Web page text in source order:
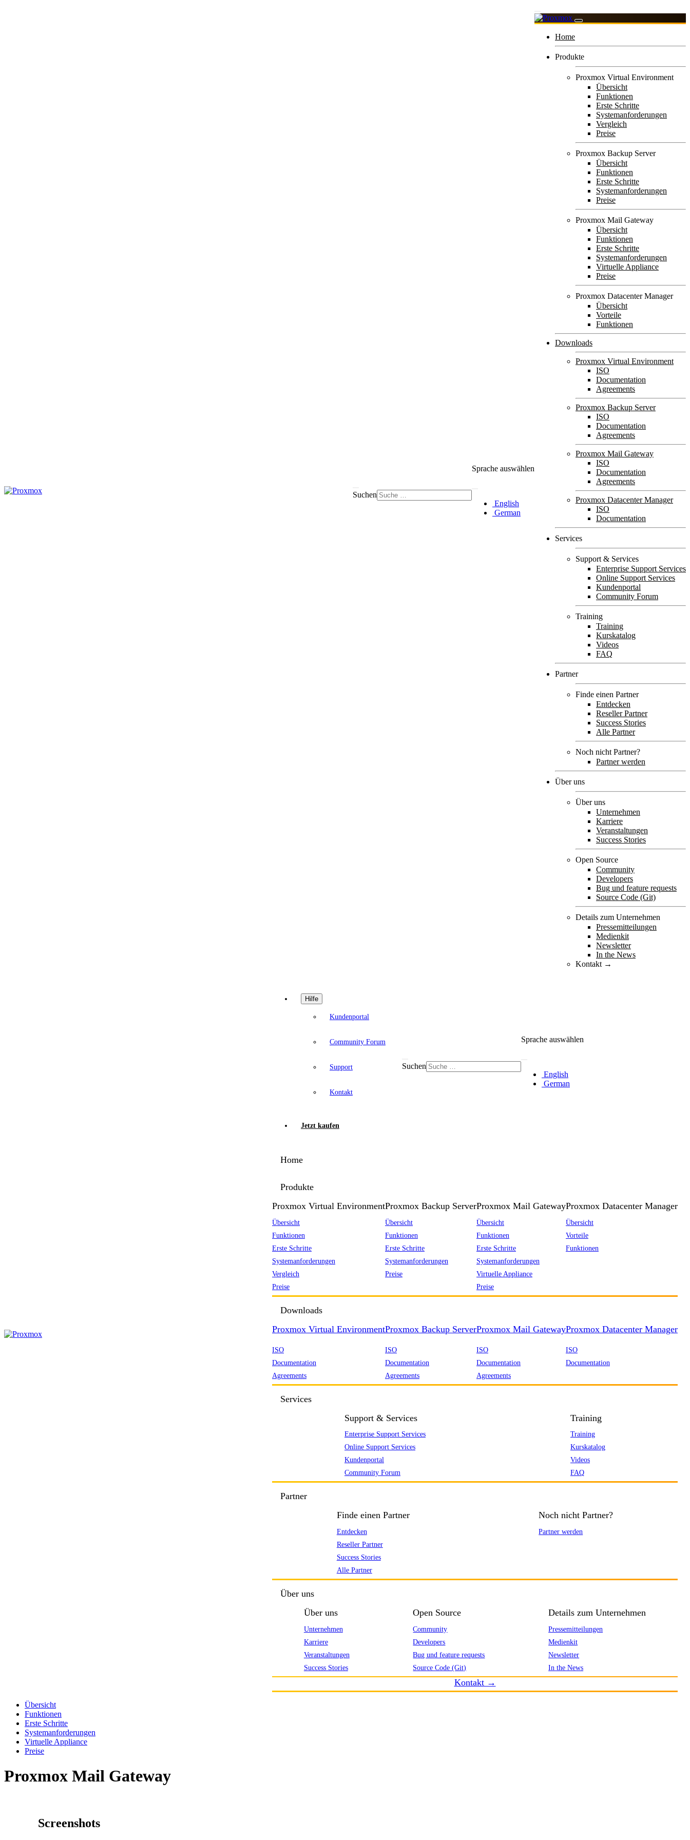
Suchen
Sprache auswählen
English
German
Home
Produkte
Proxmox Virtual Environment
Übersicht
Funktionen
Erste Schritte
Systemanforderungen
Vergleich
Preise
Proxmox Backup Server
Übersicht
Funktionen
Erste Schritte
Systemanforderungen
Preise
Proxmox Mail Gateway
Übersicht
Funktionen
Erste Schritte
Systemanforderungen
Virtuelle Appliance
Preise
Proxmox Datacenter Manager
Übersicht
Vorteile
Funktionen
Downloads
Proxmox Virtual Environment
ISO
Documentation
Agreements
Proxmox Backup Server
ISO
Documentation
Agreements
Proxmox Mail Gateway
ISO
Documentation
Agreements
Proxmox Datacenter Manager
ISO
Documentation
Services
Support & Services
Enterprise Support Services
Online Support Services
Kundenportal
Community Forum
Training
Training
Kurskatalog
Videos
FAQ
Partner
Finde einen Partner
Entdecken
Reseller Partner
Success Stories
Alle Partner
Noch nicht Partner?
Partner werden
Über uns
Über uns
Unternehmen
Karriere
Veranstaltungen
Success Stories
Open Source
Community
Developers
Bug und feature requests
Source Code (Git)
Details zum Unternehmen
Pressemitteilungen
Medienkit
Newsletter
In the News
Kontakt →
Hilfe
Kundenportal
Community Forum
Support
Kontakt
Jetzt kaufen
Suchen
Sprache auswählen
English
German
Home
Produkte
Proxmox Virtual Environment
Übersicht
Funktionen
Erste Schritte
Systemanforderungen
Vergleich
Preise
Proxmox Backup Server
Übersicht
Funktionen
Erste Schritte
Systemanforderungen
Preise
Proxmox Mail Gateway
Übersicht
Funktionen
Erste Schritte
Systemanforderungen
Virtuelle Appliance
Preise
Proxmox Datacenter Manager
Übersicht
Vorteile
Funktionen
Downloads
Proxmox Virtual Environment
ISO
Documentation
Agreements
Proxmox Backup Server
ISO
Documentation
Agreements
Proxmox Mail Gateway
ISO
Documentation
Agreements
Proxmox Datacenter Manager
ISO
Documentation
Services
Support & Services
Enterprise Support Services
Online Support Services
Kundenportal
Community Forum
Training
Training
Kurskatalog
Videos
FAQ
Partner
Finde einen Partner
Entdecken
Reseller Partner
Success Stories
Alle Partner
Noch nicht Partner?
Partner werden
Über uns
Über uns
Unternehmen
Karriere
Veranstaltungen
Success Stories
Open Source
Community
Developers
Bug und feature requests
Source Code (Git)
Details zum Unternehmen
Pressemitteilungen
Medienkit
Newsletter
In the News
Kontakt →
Übersicht
Funktionen
Erste Schritte
Systemanforderungen
Virtuelle Appliance
Preise
Proxmox Mail Gateway
Screenshots